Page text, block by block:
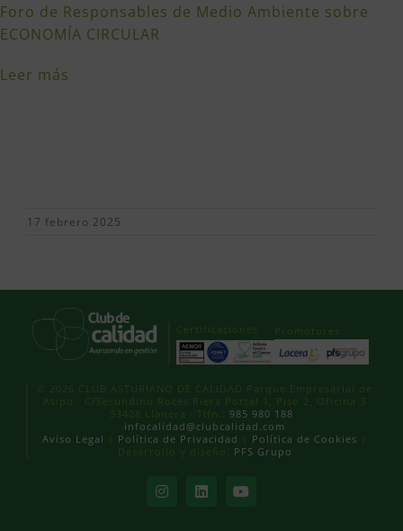
Foro de Responsables de Medio Ambiente sobre
ECONOMÍA CIRCULAR
Leer más
17 febrero 2025
Certificaciones Promotores
© 2026 CLUB ASTURIANO DE CALIDAD Parque Empresarial de
Asipo · C/Secundino Roces Riera Portal 1, Piso 2, Oficina 3
33428 Llanera · Tlfn.: 985 980 188
infocalidad@clubcalidad.com
Aviso Legal
Política de Privacidad Política de Cookies
Desarrollo y diseño:
PFS Grupo
InstagramLinkedInYouTube